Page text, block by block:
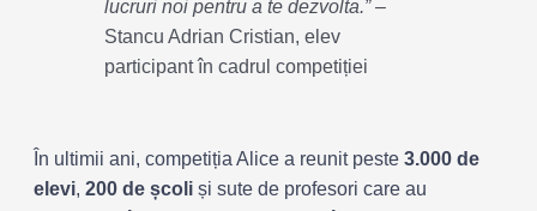
lucruri noi pentru a te dezvolta.”–
Stancu Adrian Cristian, elev
participant în cadrul competiției
În ultimii ani, competiția Alice a reunit peste 3.000 de
elevi, 200 de școli și sute de profesori care au